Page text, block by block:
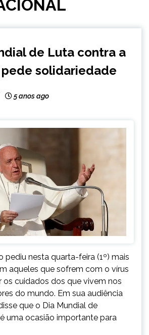
de Luta contra a
pede solidariedade
5 anos ago
pediu nesta quarta-feira (1º) mais
aqueles que sofrem com o vírus
os cuidados dos que vivem nos
do mundo. Em sua audiência
que o Dia Mundial de
uma ocasião importante para